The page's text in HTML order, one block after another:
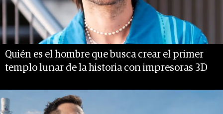
Quién es el hombre que busca crear el primer
templo lunar de la historia con impresoras 3D